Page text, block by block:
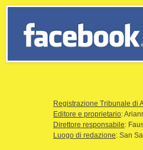
Registrazione Tribunale di
Editore e proprietario:
Direttore responsabile:
Luogo di redazione: San